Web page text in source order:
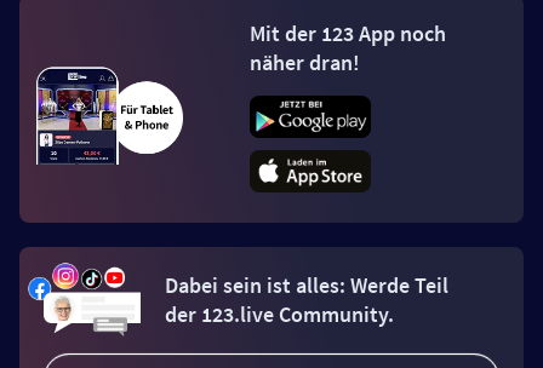
Mit der 123 App noch
näher dran!
Dabei sein ist alles: Werde Teil
der 123.live Community.